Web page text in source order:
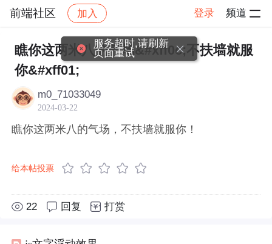
前端社区 加入 登录 频道
社区 前端社区 感慨 帖子详情
瞧你这两米八的气场&#xff0c;不扶墙就服
你&#xff01;
m0_71033049
2024-03-22
瞧你这两米八的气场，不扶墙就服你！
给本帖投票
22 回复 打赏
服务超时,请刷新
页面重试